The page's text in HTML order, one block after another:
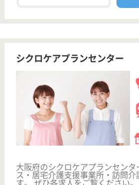
賞与4か月以上 土日休み
育休・産休
清水福祉会 旭さくら苑
旭区の特養
大阪府大阪市旭
区清水3-15-23
清水駅徒歩3分
入所者に対する看護業務、健康管理、服薬管理、処置
等を行います